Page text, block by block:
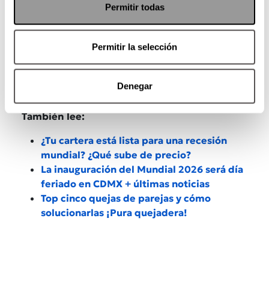
Permitir todas
Permitir la selección
Denegar
También lee:
¿Tu cartera está lista para una recesión
mundial? ¿Qué sube de precio?
La inauguración del Mundial 2026 será día
feriado en CDMX + últimas noticias
Top cinco quejas de parejas y cómo
solucionarlas ¡Pura quejadera!